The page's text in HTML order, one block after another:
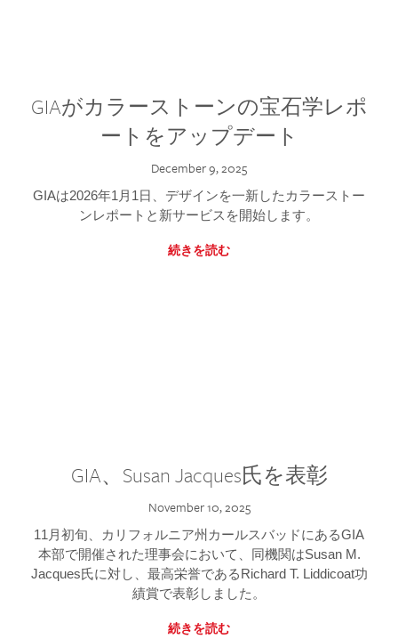
GIAがカラーストーンの宝石学レポ
ートをアップデート
December 9, 2025
GIAは2026年1月1日、デザインを一新したカラーストー
ンレポートと新サービスを開始します。
続きを読む
GIA、Susan Jacques氏を表彰
November 10, 2025
11月初旬、カリフォルニア州カールスバッドにあるGIA
本部で開催された理事会において、同機関はSusan M.
Jacques氏に対し、最高栄誉であるRichard T. Liddicoat功
績賞で表彰しました。
続きを読む